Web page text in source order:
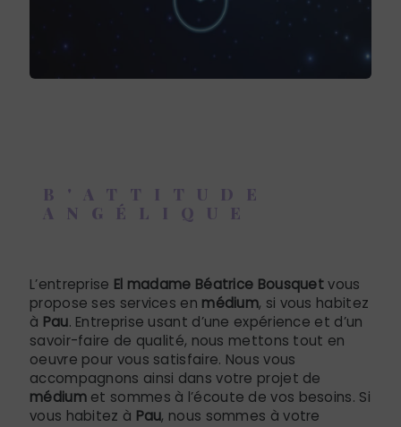
B'ATTITUDE
ANGÉLIQUE
L’entreprise El madame Béatrice Bousquetvous
propose ses services en médium, si vous habitez
à Pau. Entreprise usant d’une expérience et d’un
savoir-faire de qualité, nous mettons tout en
oeuvre pour vous satisfaire. Nous vous
accompagnons ainsi dans votre projet de
médiumet sommes à l’écoute de vos besoins. Si
vous habitez à Pau, nous sommes à votre